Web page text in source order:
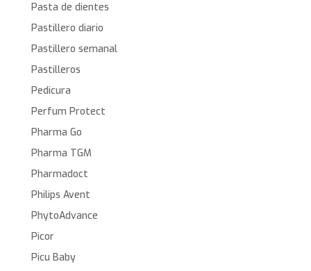
Pasta de dientes
Pastillero diario
Pastillero semanal
Pastilleros
Pedicura
Perfum Protect
Pharma Go
Pharma TGM
Pharmadoct
Philips Avent
PhytoAdvance
Picor
Picu Baby